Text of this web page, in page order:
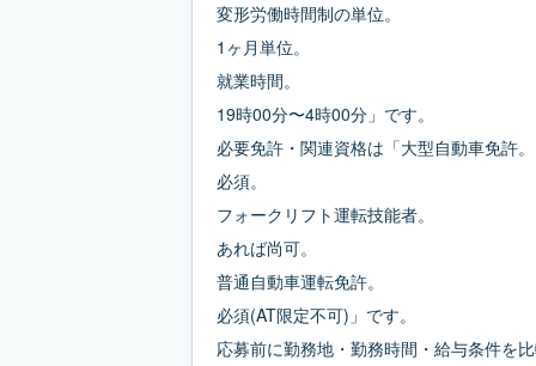
変形労働時間制の単位。
1ヶ月単位。
就業時間。
19時00分〜4時00分」です。
必要免許・関連資格は「大型自動車免許。
必須。
フォークリフト運転技能者。
あれば尚可。
普通自動車運転免許。
必須(AT限定不可)」です。
応募前に勤務地・勤務時間・給与条件を